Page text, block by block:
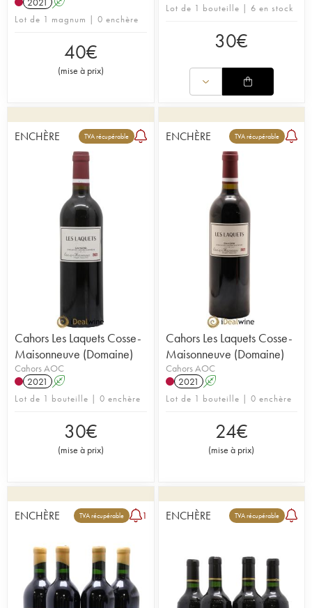
Lot de 1 magnum | 0 enchère
40€
(mise à prix)
Lot de 1 bouteille | 6 en stock
30€
ENCHÈRE TVA récupérable
Cahors Les Laquets Cosse-
Maisonneuve (Domaine)
Cahors AOC
2021
A
Lot de 1 bouteille | 0 enchère
30€
(mise à prix)
ENCHÈRE TVA récupérable
Cahors Les Laquets Cosse-
Maisonneuve (Domaine)
Cahors AOC
2021 A
Lot de 1 bouteille | 0 enchère
24€
(mise à prix)
ENCHÈRE TVA récupérable 1 ENCHÈRE TVA récupérable